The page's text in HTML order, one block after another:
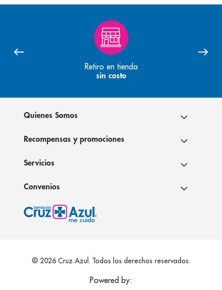
Retiro en tienda
sin costo
Quienes Somos
Recompensas y promociones
Servicios
Convenios
© 2026 Cruz Azul. Todos los derechos reservados.
Powered by: